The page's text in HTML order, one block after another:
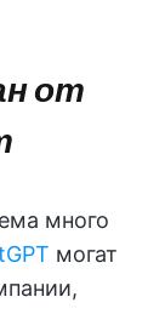
от
много
могат